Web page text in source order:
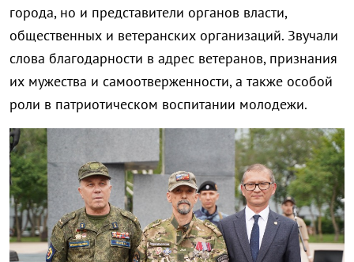
города, но и представители органов власти,
общественных и ветеранских организаций. Звучали
слова благодарности в адрес ветеранов, признания
их мужества и самоотверженности, а также особой
роли в патриотическом воспитании молодежи.